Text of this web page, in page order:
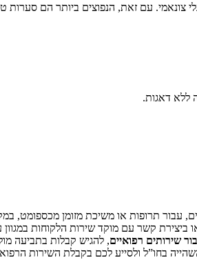
עם זאת, הנפוצים ביותר הם סערות
ללא דאגות.
עבור תרופות או משיכת מזומן מכספומט,
שירותים רפואיים, להגיש קבלות בתביעה
בחו”ל ולסייע לכם בקבלת השירות